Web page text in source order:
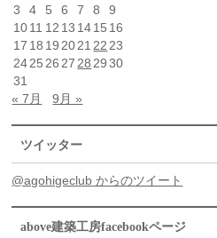
3
4 5 6 7 8
9
1011 12 13 1415 16
17 18 19 2021 22 23
2425 26 27 28 29 30
31
« 7月
9月 »
ツイッター
@agohigeclub からのツイート
above建築工房facebookページ